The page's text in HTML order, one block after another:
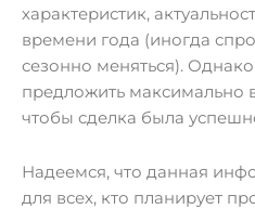
характеристик,
времени года (иногда
сезонно меняться).
предложить максимально
чтобы сделка была
Надеемся, что данная
для всех, кто планирует